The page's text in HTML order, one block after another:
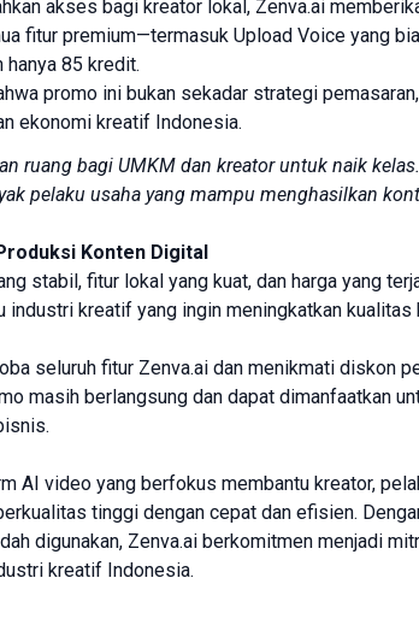
akses bagi kreator lokal, Zenva.ai
fitur premium—termasuk Upload Voice yang
hanya 85 kredit.
promo ini bukan sekadar strategi
ekonomi kreatif Indonesia.
ruang bagi UMKM dan kreator untuk naik
pelaku usaha yang mampu menghasilkan
Konten Digital
stabil, fitur lokal yang kuat, dan harga yang
industri kreatif yang ingin meningkatkan kualitas
seluruh fitur Zenva.ai dan menikmati diskon
masih berlangsung dan dapat dimanfaatkan
AI video yang berfokus membantu kreator,
tinggi dengan cepat dan efisien.
digunakan, Zenva.ai berkomitmen menjadi
kreatif Indonesia.